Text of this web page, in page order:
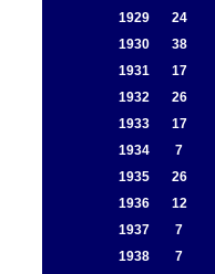
1929
24
1930
38
1931
17
1932
26
1933
17
1934
7
1935
26
1936
12
1937
7
1938
7